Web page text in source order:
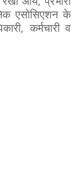
एसोसिएशन के
कर्मचारी व